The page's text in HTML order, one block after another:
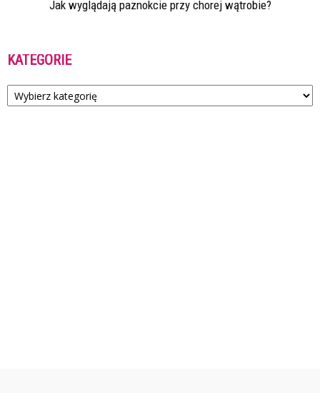
Jak wyglądają paznokcie przy chorej wątrobie?
KATEGORIE
Kategorie